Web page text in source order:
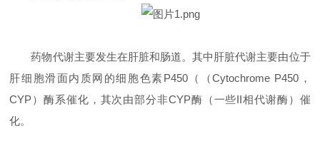
药物代谢主要发生在肝脏和肠道。其中肝脏代谢主要由位于
肝细胞滑面内质网的细胞色素P450（（Cytochrome P450，
CYP）酶系催化，其次由部分非CYP酶（一些II相代谢酶）催
化。